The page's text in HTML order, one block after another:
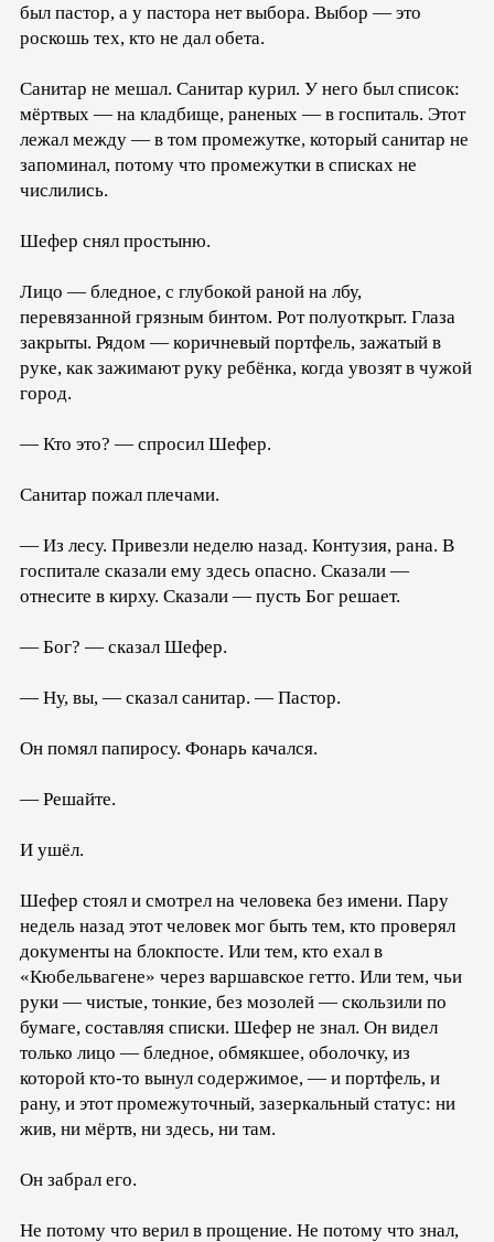
был пастор, а у пастора нет выбора. Выбор — это
роскошь тех, кто не дал обета.
Санитар не мешал. Санитар курил. У него был список:
мёртвых — на кладбище, раненых — в госпиталь. Этот
лежал между — в том промежутке, который санитар не
запоминал, потому что промежутки в списках не
числились.
Шефер снял простыню.
Лицо — бледное, с глубокой раной на лбу,
перевязанной грязным бинтом. Рот полуоткрыт. Глаза
закрыты. Рядом — коричневый портфель, зажатый в
руке, как зажимают руку ребёнка, когда увозят в чужой
город.
— Кто это? — спросил Шефер.
Санитар пожал плечами.
— Из лесу. Привезли неделю назад. Контузия, рана. В
госпитале сказали ему здесь опасно. Сказали —
отнесите в кирху. Сказали — пусть Бог решает.
— Бог? — сказал Шефер.
— Ну, вы, — сказал санитар. — Пастор.
Он помял папиросу. Фонарь качался.
— Решайте.
И ушёл.
Шефер стоял и смотрел на человека без имени. Пару
недель назад этот человек мог быть тем, кто проверял
документы на блокпосте. Или тем, кто ехал в
«Кюбельвагене» через варшавское гетто. Или тем, чьи
руки — чистые, тонкие, без мозолей — скользили по
бумаге, составляя списки. Шефер не знал. Он видел
только лицо — бледное, обмякшее, оболочку, из
которой кто-то вынул содержимое, — и портфель, и
рану, и этот промежуточный, зазеркальный статус: ни
жив, ни мёртв, ни здесь, ни там.
Он забрал его.
Не потому что верил в прощение. Не потому что знал,